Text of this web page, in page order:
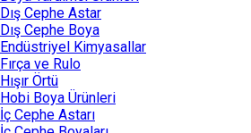
Dış Cephe Astar
Dış Cephe Boya
Endüstriyel Kimyasallar
Fırça ve Rulo
Hışır Örtü
Hobi Boya Ürünleri
İç Cephe Astarı